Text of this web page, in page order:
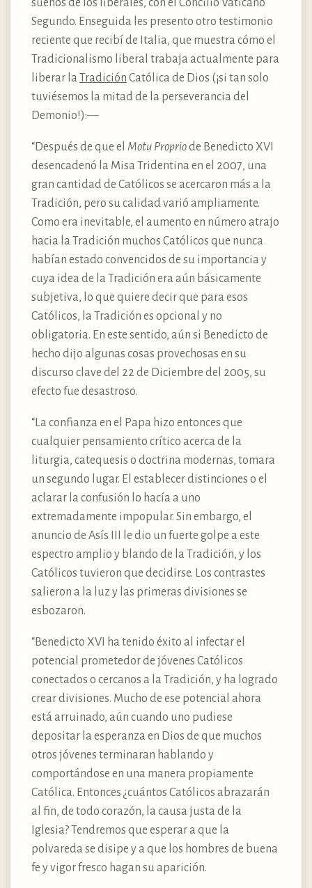
Segundo. Enseguida les presento otro testimonio
reciente que recibí de Italia, que muestra cómo el
Tradicionalismo liberal trabaja actualmente para
liberar la Tradición Católica de Dios (¡si tan solo
tuviésemos la mitad de la perseverancia del
Demonio!):—
“Después de que el Motu Propriode Benedicto XVI
desencadenó la Misa Tridentina en el 2007, una
gran cantidad de Católicos se acercaron más a la
Tradición, pero su calidad varió ampliamente.
Como era inevitable, el aumento en número atrajo
hacia la Tradición muchos Católicos que nunca
habían estado convencidos de su importancia y
cuya idea de la Tradición era aún básicamente
subjetiva, lo que quiere decir que para esos
Católicos, la Tradición es opcional y no
obligatoria. En este sentido, aún si Benedicto de
hecho dijo algunas cosas provechosas en su
discurso clave del 22 de Diciembre del 2005, su
efecto fue desastroso.
“La confianza en el Papa hizo entonces que
cualquier pensamiento crítico acerca de la
liturgia, catequesis o doctrina modernas, tomara
un segundo lugar. El establecer distinciones o el
aclarar la confusión lo hacía a uno
extremadamente impopular. Sin embargo, el
anuncio de Asís III le dio un fuerte golpe a este
espectro amplio y blando de la Tradición, y los
Católicos tuvieron que decidirse. Los contrastes
salieron a la luz y las primeras divisiones se
esbozaron.
“Benedicto XVI ha tenido éxito al infectar el
potencial prometedor de jóvenes Católicos
conectados o cercanos a la Tradición, y ha logrado
crear divisiones. Mucho de ese potencial ahora
está arruinado, aún cuando uno pudiese
depositar la esperanza en Dios de que muchos
otros jóvenes terminaran hablando y
comportándose en una manera propiamente
Católica. Entonces ¿cuántos Católicos abrazarán
al fin, de todo corazón, la causa justa de la
Iglesia? Tendremos que esperar a que la
polvareda se disipe y a que los hombres de buena
fe y vigor fresco hagan su aparición.